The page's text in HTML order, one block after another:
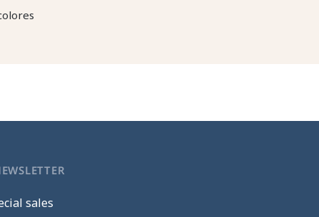
sales